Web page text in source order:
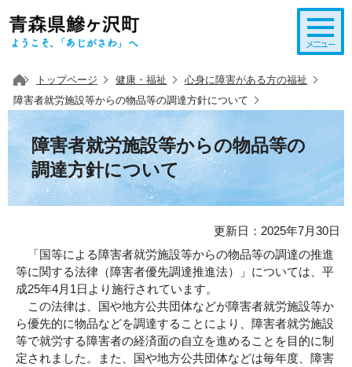
トップページ 健康・福祉
心身に障害がある方の福祉
障害者就労施設等からの物品等の調達方針について
障害者就労施設等からの物品等の
調達方針について
更新日：2025年7月30日
「国等による障害者就労施設等からの物品等の調達の推進
等に関する法律（障害者優先調達推進法）」については、平
成25年4月1日より施行されています。
この法律は、国や地方公共団体などが障害者就労施設等か
ら優先的に物品などを調達することにより、障害者就労施設
等で就労する障害者の経済面の自立を進めることを目的に制
定されました。また、国や地方公共団体などは毎年度、障害